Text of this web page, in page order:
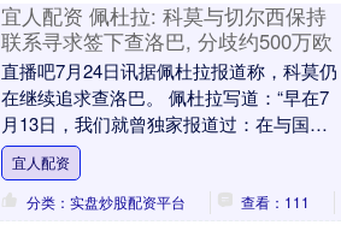
宜人配资 佩杜拉: 科莫与切尔西保持
联系寻求签下查洛巴, 分歧约500万欧
直播吧7月24日讯据佩杜拉报道称，科莫仍
在继续追求查洛巴。 佩杜拉写道：“早在7
月13日，我们就曾独家报道过：在与国米
的协议流产后，切尔西已重新联系科莫，
以重启....
宜人配资
分类：实盘炒股配资平台
查看：111